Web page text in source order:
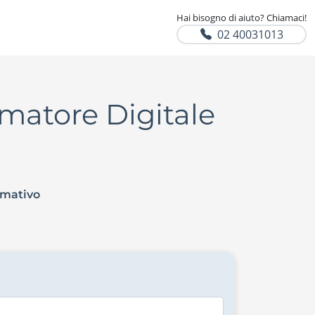
Hai bisogno di aiuto? Chiamaci!
02 40031013
Digitale